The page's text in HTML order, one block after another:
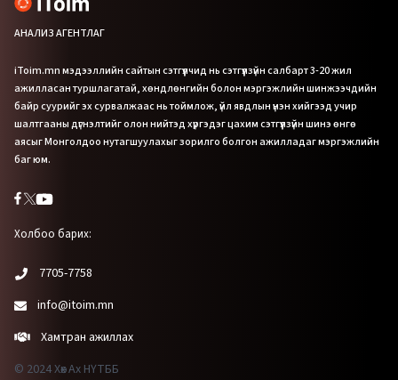
АНАЛИЗ АГЕНТЛАГ
iToim.mn мэдээллийн сайтын сэтгүүлчид нь сэтгүүлзүйн салбарт 3-20 жил
ажилласан туршлагатай, хөндлөнгийн болон мэргэжлийн шинжээчдийн
байр суурийг эх сурвалжаас нь тоймлож, үйл явдлын үнэн хийгээд учир
шалтгааны дүгнэлтийг олон нийтэд хүргэдэг цахим сэтгүүлзүйн шинэ өнгө
аясыг Монголдоо нутагшуулахыг зорилго болгон ажилладаг мэргэжлийн
баг юм.
Холбоо барих:
7705-7758
info@itoim.mn
Хамтран ажиллах
© 2024 Хөх Ах НҮТББ